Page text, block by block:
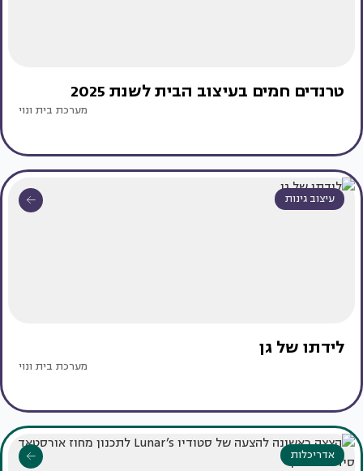
טרנדים חמים בעיצוב הבית לשנת 2025
מערכת בית ונוי
עיצוב גינות
לידתו של גן
מערכת בית ונוי
אדריכלות